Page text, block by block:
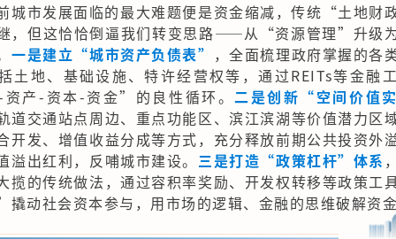
城市发展面临的最大难题便是资金缩减，传统“土地财
，但这恰恰倒逼我们转变思路——从“资源管理”升级
一是建立“城市资产负债表” ，全面梳理政府掌握的各
土地、基础设施、特许经营权等，通过REITs等金融
产-资本-资金”的良性循环。二是创新“空间价值
道交通站点周边、重点功能区、滨江滨湖等价值潜力区
开发、增值收益分成等方式，充分释放前期公共投资外
溢出红利，反哺城市建设。 三是打造“政策杠杆”体系
揽的传统做法，通过容积率奖励、开发权转移等政策工
撬动社会资本参与，用市场的逻辑、金融的思维破解资